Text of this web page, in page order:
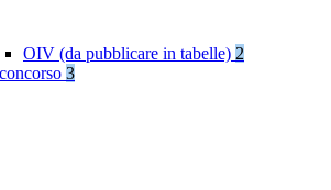
OIV (da pubblicare in tabelle) 2
3